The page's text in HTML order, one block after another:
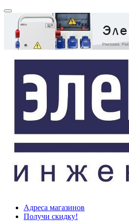
Адреса магазинов
Получи скидку!